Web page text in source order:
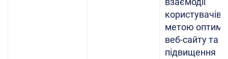
користувачів з
метою
веб-сайту та
підвищення